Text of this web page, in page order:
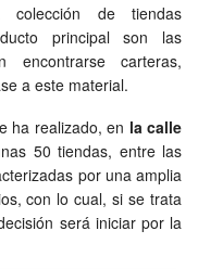
de tiendas
principal son las
encontrarse carteras,
a este material.
ha realizado, en la calle
50 tiendas, entre las
por una amplia
con lo cual, si se trata
será iniciar por la